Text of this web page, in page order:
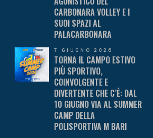
CARBONARA VOLLEY E I
SUOI SPAZI AL
PALACARBONARA
7 GIUGNO 2026
TORNA IL CAMPO ESTIVO
PIÙ SPORTIVO,
COINVOLGENTE E
DIVERTENTE CHE C’È: DAL
10 GIUGNO VIA AL SUMMER
CAMP DELLA
POLISPORTIVA M BARI